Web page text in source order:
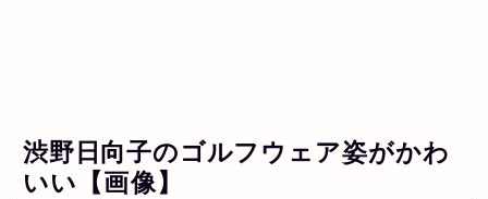
渋野日向子のゴルフウェア姿がかわ
いい【画像】